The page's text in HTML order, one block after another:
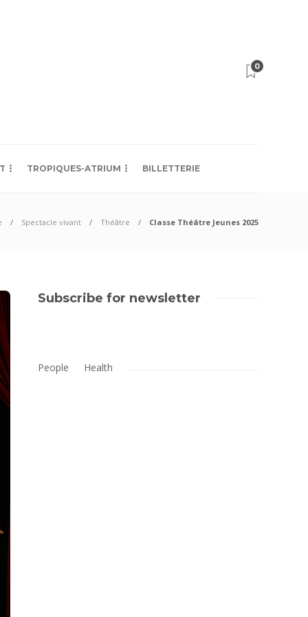
0
TROPIQUES-ATRIUM BILLETTERIE
Spectacle vivant Théâtre Classe Théâtre Jeunes 2025
Subscribe for newsletter
People Health